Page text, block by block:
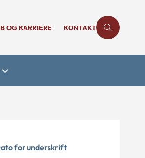
OG KARRIERE KONTAKT
for underskrift